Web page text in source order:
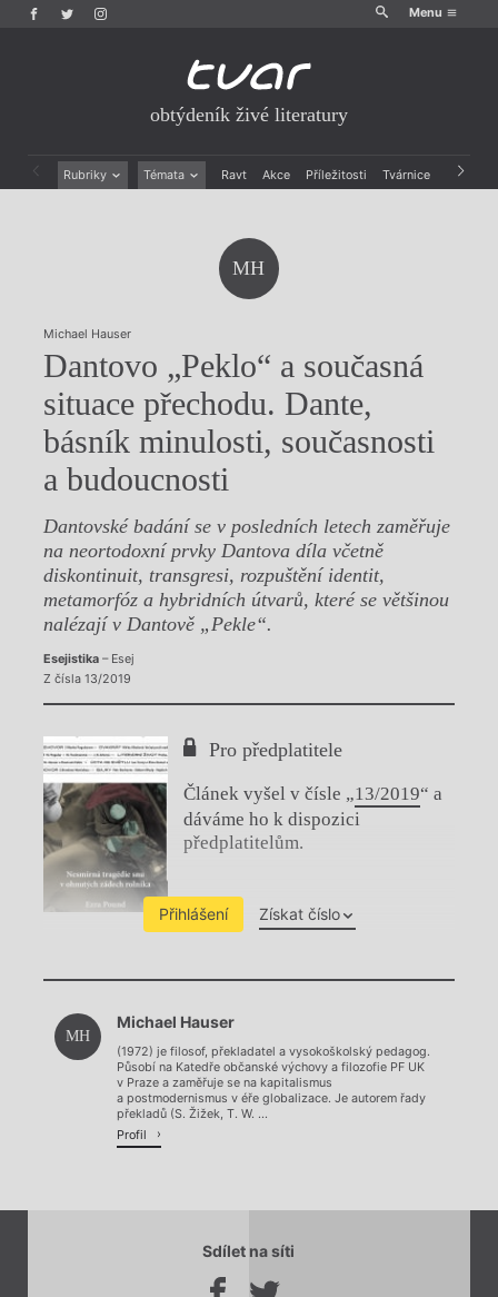
Menu
obtýdeník živé literatury
Rubriky Témata Ravt Akce Příležitosti Tvárnice Archiv
MH
Michael Hauser
Dantovo „Peklo“ a současná
situace přechodu. Dante,
básník minulosti, současnosti
a budoucnosti
Dantovské badání se v posledních letech zaměřuje
na neortodoxní prvky Dantova díla včetně
diskontinuit, transgresi, rozpuštění identit,
metamorfóz a hybridních útvarů, které se většinou
nalézají v Dantově „Pekle“.
Esejistika– Esej
Z čísla 13/2019
Pro předplatitele
Článek vyšel v čísle „13/2019“ a
dáváme ho k dispozici
předplatitelům.
Přihlášení Získat číslo
Chviličku.
Načítá se.
MH
Michael Hauser
(1972) je filosof, překladatel a vysokoškolský pedagog.
Působí na Katedře občanské výchovy a filozofie PF UK
v Praze a zaměřuje se na kapitalismus
a postmodernismus v éře globalizace. Je autorem řady
překladů (S. Žižek, T. W. ...
Profil
Sdílet na síti